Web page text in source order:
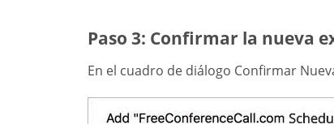
Paso 3: Confirmar la nueva
En el cuadro de diálogo Confirmar